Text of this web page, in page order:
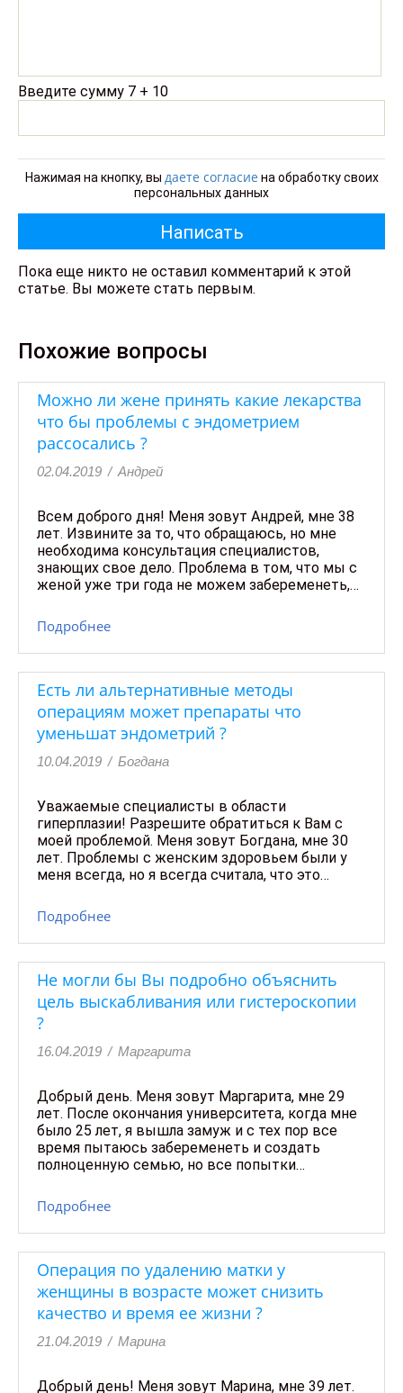
-
-
Введите сумму 7 + 10
Нажимая на кнопку, вы даете согласие на обработку своих
персональных данных
Пока еще никто не оставил комментарий к этой
статье. Вы можете стать первым.
Похожие вопросы
Можно ли жене принять какие лекарства
что бы проблемы с эндометрием
рассосались ?
02.04.2019 / Андрей
Всем доброго дня! Меня зовут Андрей, мне 38
лет. Извините за то, что обращаюсь, но мне
необходима консультация специалистов,
знающих свое дело. Проблема в том, что мы с
женой уже три года не можем забеременеть,…
Подробнее
Есть ли альтернативные методы
операциям может препараты что
уменьшат эндометрий ?
10.04.2019 / Богдана
Уважаемые специалисты в области
гиперплазии! Разрешите обратиться к Вам с
моей проблемой. Меня зовут Богдана, мне 30
лет. Проблемы с женским здоровьем были у
меня всегда, но я всегда считала, что это…
Подробнее
Не могли бы Вы подробно объяснить
цель выскабливания или гистероскопии
?
16.04.2019 / Маргарита
Добрый день. Меня зовут Маргарита, мне 29
лет. После окончания университета, когда мне
было 25 лет, я вышла замуж и с тех пор все
время пытаюсь забеременеть и создать
полноценную семью, но все попытки…
Подробнее
Операция по удалению матки у
женщины в возрасте может снизить
качество и время ее жизни ?
21.04.2019 / Марина
Добрый день! Меня зовут Марина, мне 39 лет.